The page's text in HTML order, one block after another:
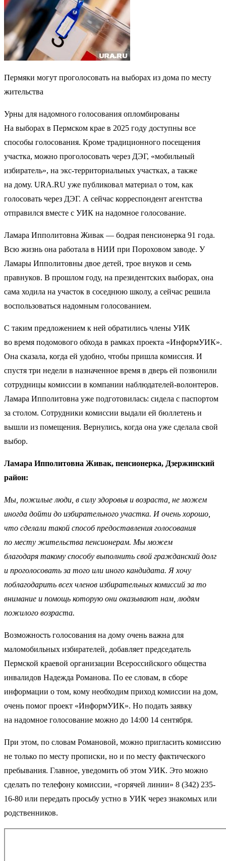
Пермяки могут проголосовать на выборах из дома по месту
жительства
Урны для надомного голосования опломбированы
На выборах в Пермском крае в 2025 году доступны все
способы голосования. Кроме традиционного посещения
участка, можно проголосовать через ДЭГ, «мобильный
избиратель», на экс-территориальных участках, а также
на дому. URA.RU уже публиковал материал о том, как
голосовать через ДЭГ. А сейчас корреспондент агентства
отправился вместе с УИК на надомное голосование.
Ламара Ипполитовна Живак — бодрая пенсионерка 91 года.
Всю жизнь она работала в НИИ при Пороховом заводе. У
Ламары Ипполитовны двое детей, трое внуков и семь
правнуков. В прошлом году, на президентских выборах, она
сама ходила на участок в соседнюю школу, а сейчас решила
воспользоваться надомным голосованием.
С таким предложением к ней обратились члены УИК
во время подомового обхода в рамках проекта «ИнформУИК».
Она сказала, когда ей удобно, чтобы пришла комиссия. И
спустя три недели в назначенное время в дверь ей позвонили
сотрудницы комиссии в компании наблюдателей-волонтеров.
Ламара Ипполитовна уже подготовилась: сидела с паспортом
за столом. Сотрудники комиссии выдали ей бюллетень и
вышли из помещения. Вернулись, когда она уже сделала свой
выбор.
Ламара Ипполитовна Живак, пенсионерка, Дзержинский
район:
Мы, пожилые люди, в силу здоровья и возраста, не можем
иногда дойти до избирательного участка. И очень хорошо,
что сделали такой способ предоставления голосования
по месту жительства пенсионерам. Мы можем
благодаря такому способу выполнить свой гражданский долг
и проголосовать за того или иного кандидата. Я хочу
поблагодарить всех членов избирательных комиссий за то
внимание и помощь которую они оказывают нам, людям
пожилого возраста.
Возможность голосования на дому очень важна для
маломобильных избирателей, добавляет председатель
Пермской краевой организации Всероссийского общества
инвалидов Надежда Романова. По ее словам, в сборе
информации о том, кому необходим приход комиссии на дом,
очень помог проект «ИнформУИК». Но подать заявку
на надомное голосование можно до 14:00 14 сентября.
При этом, по словам Романовой, можно пригласить комиссию
не только по месту прописки, но и по месту фактического
пребывания. Главное, уведомить об этом УИК. Это можно
сделать по телефону комиссии, «горячей линии» 8 (342) 235-
16-80 или передать просьбу устно в УИК через знакомых или
родственников.